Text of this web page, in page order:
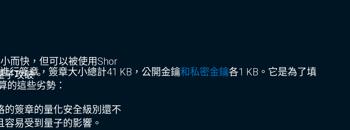
行簽章，簽章大小總計41 KB，公開金鑰和私密金鑰各1 KB。它是為了填
的這些劣勢：
小而快，但可以被使用Shor
子攻破。
的簽章的量化安全級別還不
容易受到量子的影響。